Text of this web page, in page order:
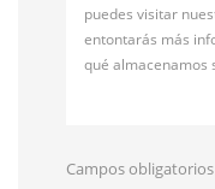
puedes visitar
entontarás más
qué almacenamos
Campos obligatorios